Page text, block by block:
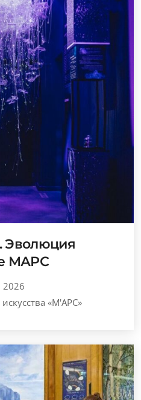
Эволюция
МАРС
2026
«М'АРС»